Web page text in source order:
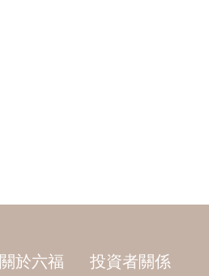
關於六福 投資者關係